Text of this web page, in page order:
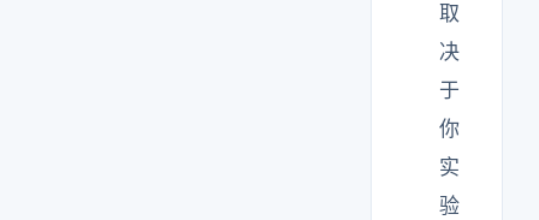
取
决
于
你
实
验